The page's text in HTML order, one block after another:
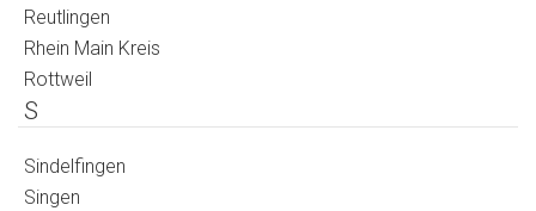
Reutlingen
Rhein Main Kreis
Rottweil
S
Sindelfingen
Singen